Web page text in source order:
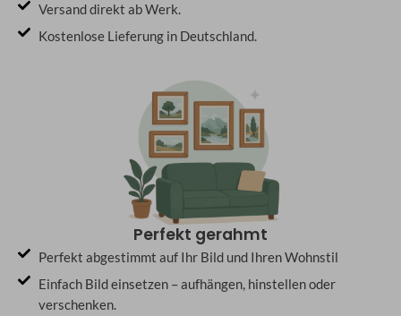
Versand direkt ab Werk.
Kostenlose Lieferung in Deutschland.
Perfekt gerahmt
Perfekt abgestimmt auf Ihr Bild und Ihren Wohnstil
Einfach Bild einsetzen – aufhängen, hinstellen oder
verschenken.